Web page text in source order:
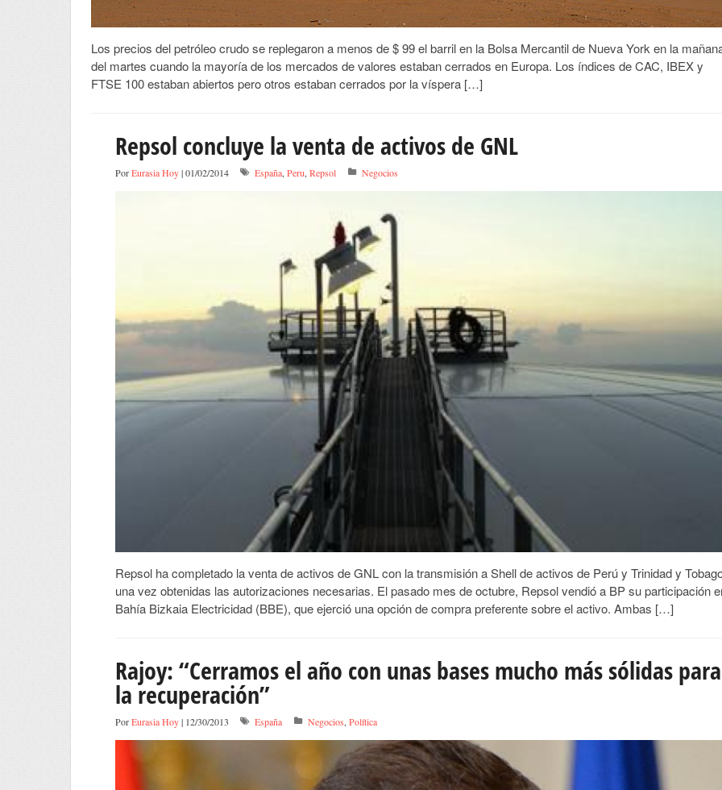
Los precios del petróleo crudo se replegaron a menos de $ 99 el barril en la Bolsa Mercantil de Nueva York en la
del martes cuando la mayoría de los mercados de valores estaban cerrados en Europa. Los índices de CAC, IBEX y
FTSE 100 estaban abiertos pero otros estaban cerrados por la víspera […]
Repsol concluye la venta de activos de GNL
PorEurasia Hoy| 01/02/2014 España, Peru, Repsol Negocios
Repsol ha completado la venta de activos de GNL con la transmisión a Shell de activos de Perú y Trinidad y
una vez obtenidas las autorizaciones necesarias. El pasado mes de octubre, Repsol vendió a BP su participación
Bahía Bizkaia Electricidad (BBE), que ejerció una opción de compra preferente sobre el activo. Ambas […]
Rajoy: “Cerramos el año con unas bases mucho más sólidas para
la recuperación”
PorEurasia Hoy| 12/30/2013 España Negocios,Política